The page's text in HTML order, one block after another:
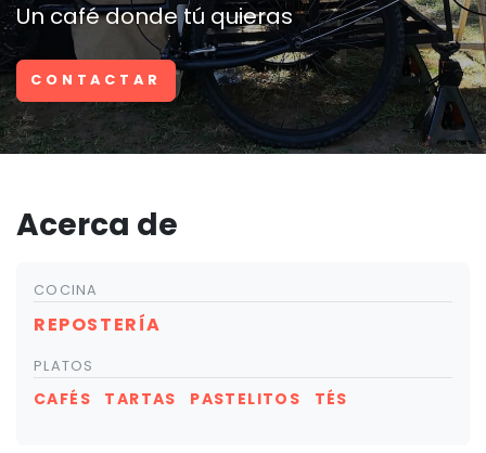
Un café donde tú quieras
CONTACTAR
Acerca de
COCINA
REPOSTERÍA
PLATOS
CAFÉS TARTAS PASTELITOS TÉS